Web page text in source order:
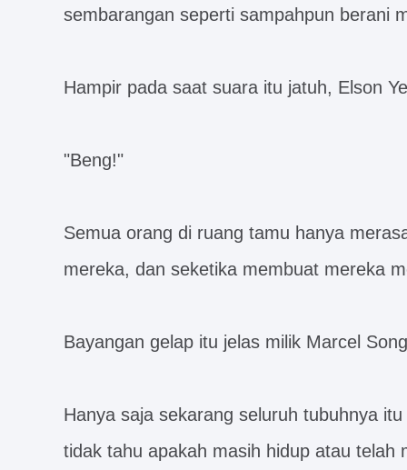
sembarangan seperti sampahpun berani
Hampir pada saat suara itu jatuh, Elson
"Beng!"
Semua orang di ruang tamu hanya
mereka, dan seketika membuat mereka
Bayangan gelap itu jelas milik Marcel
Hanya saja sekarang seluruh tubuhnya
tidak tahu apakah masih hidup atau